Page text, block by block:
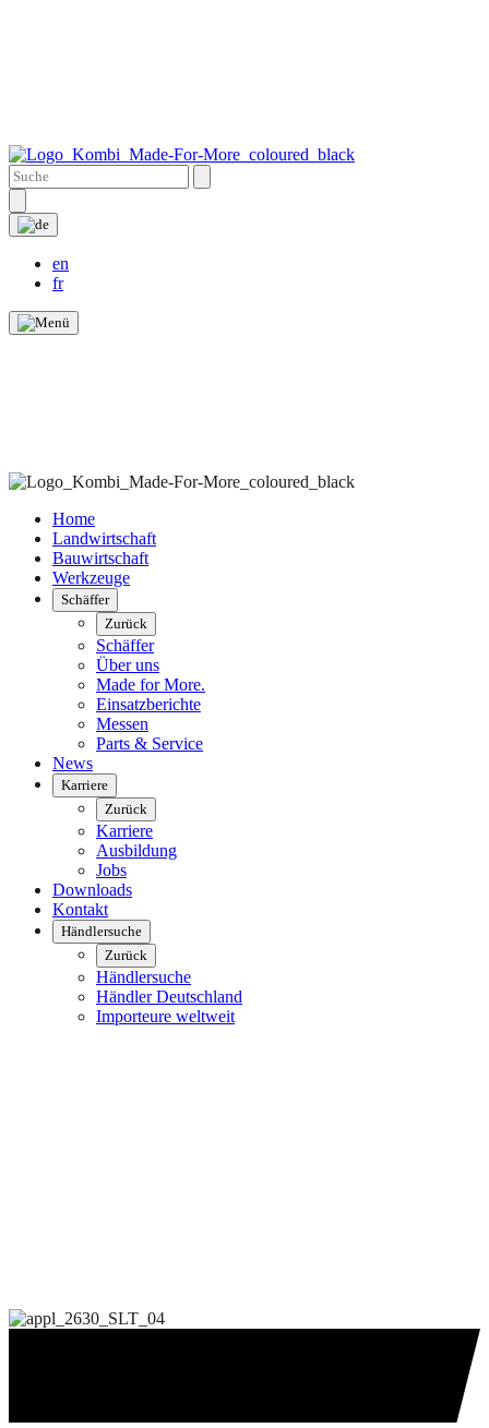
en
fr
Home
Landwirtschaft
Bauwirtschaft
Werkzeuge
Schäffer
Zurück
Schäffer
Über uns
Made for More.
Einsatzberichte
Messen
Parts & Service
News
Karriere
Zurück
Karriere
Ausbildung
Jobs
Downloads
Kontakt
Händlersuche
Zurück
Händlersuche
Händler Deutschland
Importeure weltweit